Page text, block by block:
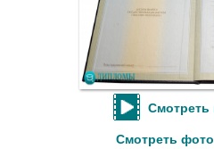
Смотреть
Смотреть